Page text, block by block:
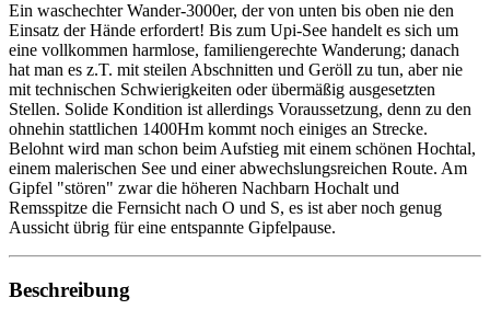
Ein waschechter Wander-3000er, der von unten bis oben nie den
Einsatz der Hände erfordert! Bis zum Upi-See handelt es sich um
eine vollkommen harmlose, familiengerechte Wanderung; danach
hat man es z.T. mit steilen Abschnitten und Geröll zu tun, aber nie
mit technischen Schwierigkeiten oder übermäßig ausgesetzten
Stellen. Solide Kondition ist allerdings Voraussetzung, denn zu den
ohnehin stattlichen 1400Hm kommt noch einiges an Strecke.
Belohnt wird man schon beim Aufstieg mit einem schönen Hochtal,
einem malerischen See und einer abwechslungsreichen Route. Am
Gipfel "stören" zwar die höheren Nachbarn Hochalt und
Remsspitze die Fernsicht nach O und S, es ist aber noch genug
Aussicht übrig für eine entspannte Gipfelpause.
Beschreibung